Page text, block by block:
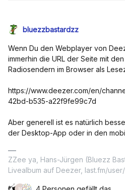
bluezzbastardzz
Wenn Du den Webplayer von
immerhin die URL der Seite mit
Radiosendern im Browser als
https://www.deezer.com/en/
42bd-b535-a22f9fe99c7d
Aber generell ist es natürlich
der Desktop-App oder in den
ZZee ya, Hans-Jürgen (Bluezz
Livealbum auf Deezer, last.fm/
M